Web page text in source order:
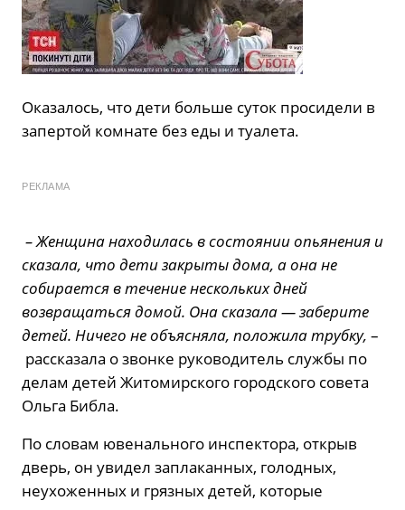
Оказалось, что дети больше суток просидели в
запертой комнате без еды и туалета.
РЕКЛАМА
– Женщина находилась в состоянии опьянения и
сказала, что дети закрыты дома, а она не
собирается в течение нескольких дней
возвращаться домой. Она сказала — заберите
детей. Ничего не объясняла, положила трубку, –
рассказала о звонке руководитель службы по
делам детей Житомирского городского совета
Ольга Библа.
По словам ювенального инспектора, открыв
дверь, он увидел заплаканных, голодных,
неухоженных и грязных детей, которые